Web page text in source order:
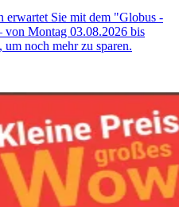
erwartet Sie mit dem "Globus -
von Montag 03.08.2026 bis
noch mehr zu sparen.